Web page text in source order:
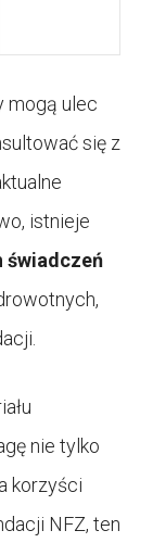
mogą ulec
się z
istnieje
świadczeń
nie tylko
korzyści
NFZ, ten